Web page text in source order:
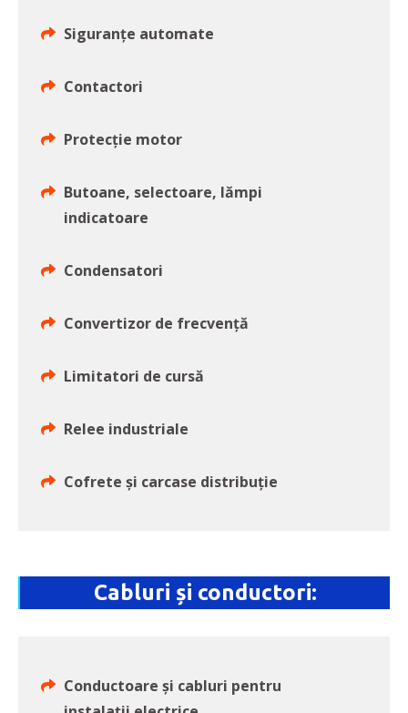
Siguranțe automate
Contactori
Protecție motor
Butoane, selectoare, lămpi
indicatoare
Condensatori
Convertizor de frecvență
Limitatori de cursă
Relee industriale
Cofrete și carcase distribuție
Cabluri și conductori:
Conductoare și cabluri pentru